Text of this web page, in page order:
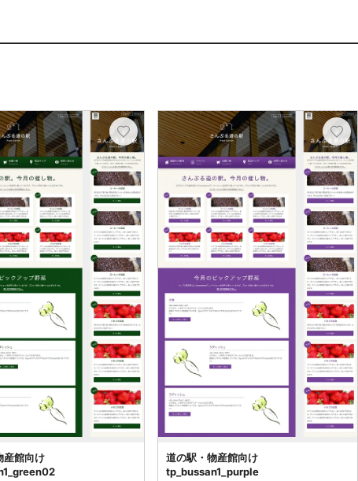
産館向け
道の駅・物産館向け
tp_bussan1_purple